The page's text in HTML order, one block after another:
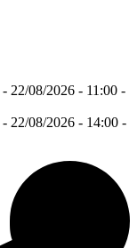
- 22/08/2026 - 11:00 -
- 22/08/2026 - 14:00 -